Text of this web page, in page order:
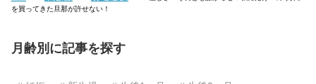
を買ってきた旦那が許せない！
月齢別に記事を探す